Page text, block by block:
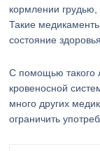
кормлении
Такие
состояние
С помощью такого
кровеносной
много других
ограничить